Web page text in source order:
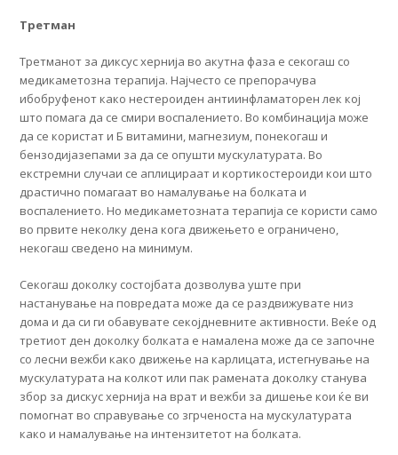
Третман
Третманот за диксус хернија во акутна фаза е секогаш со
медикаметозна терапија. Најчесто се препорачува
ибобруфенот како нестероиден антиинфламаторен лек кој
што помага да се смири воспалението. Во комбинација може
да се користат и Б витамини, магнезиум, понекогаш и
бензодијазепами за да се опушти мускулатурата. Во
екстремни случаи се аплицираат и кортикостероиди кои што
драстично помагаат во намалување на болката и
воспалението. Но медикаметозната терапија се користи само
во првите неколку дена кога движењето е ограничено,
некогаш сведено на минимум.
Секогаш доколку состојбата дозволува уште при
настанување на повредата може да се раздвижувате низ
дома и да си ги обавувате секојдневните активности. Веќе од
третиот ден доколку болката е намалена може да се започне
со лесни вежби како движење на карлицата, истегнување на
мускулатурата на колкот или пак рамената доколку станува
збор за дискус хернија на врат и вежби за дишење кои ќе ви
помогнат во справување со згрченоста на мускулатурата
како и намалување на интензитетот на болката.